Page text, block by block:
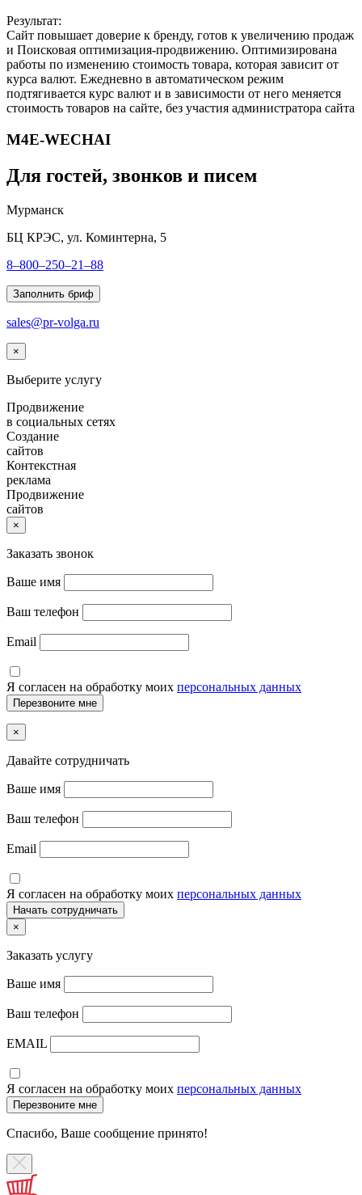
Результат:
Сайт повышает доверие к бренду, готов к увеличению продаж
и Поисковая оптимизация-продвижению. Оптимизирована
работы по изменению стоимость товара, которая зависит от
курса валют. Ежедневно в автоматическом режим
подтягивается курс валют и в зависимости от него меняется
стоимость товаров на сайте, без участия администратора сайта
M4E-WECHAI
Для гостей, звонков и писем
Мурманск
БЦ КРЭС, ул. Коминтерна, 5
8–800–250–21–88
Заполнить бриф
sales@pr-volga.ru
×
Выберите услугу
Продвижение
в социальных сетях
Создание
сайтов
Контекстная
реклама
Продвижение
сайтов
×
Заказать звонок
Ваше имя
Ваш телефон
Email
Я согласен на обработку моих персональных данных
×
Давайте сотрудничать
Ваше имя
Ваш телефон
Email
Я согласен на обработку моих персональных данных
×
Заказать услугу
Ваше имя
Ваш телефон
EMAIL
Я согласен на обработку моих персональных данных
Спасибо, Ваше сообщение принято!